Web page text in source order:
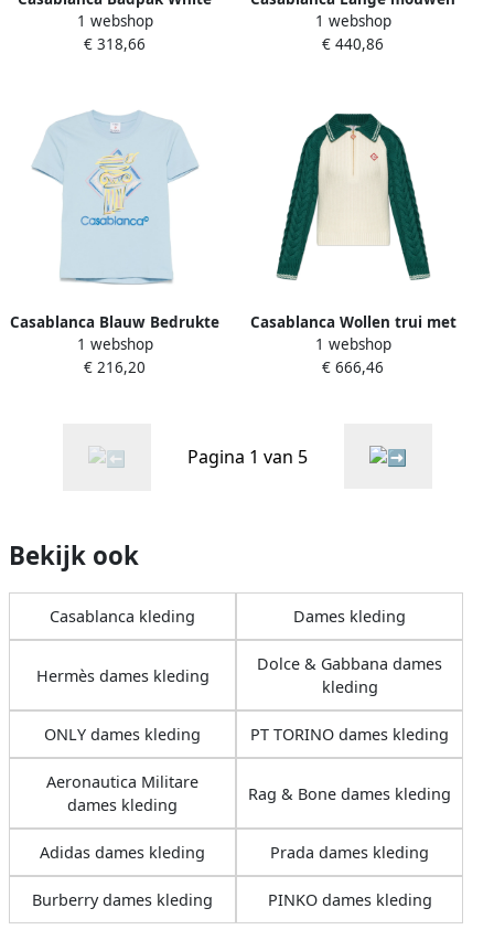
Dames
1 webshop
€ 318,66
top met split White Dames
1 webshop
€ 440,86
Casablanca Blauw Bedrukte
Crewneck T-shirts en Polos
Blue Dames
1 webshop
€ 216,20
Casablanca Wollen trui met
logo Beige Dames
1 webshop
€ 666,46
Pagina 1 van 5
Bekijk ook
Casablanca kleding Dames kleding
Hermès dames kleding
Dolce & Gabbana dames
kleding
ONLY dames kleding PT TORINO dames kleding
Aeronautica Militare
dames kleding
Rag & Bone dames kleding
Adidas dames kleding Prada dames kleding
Burberry dames kleding PINKO dames kleding